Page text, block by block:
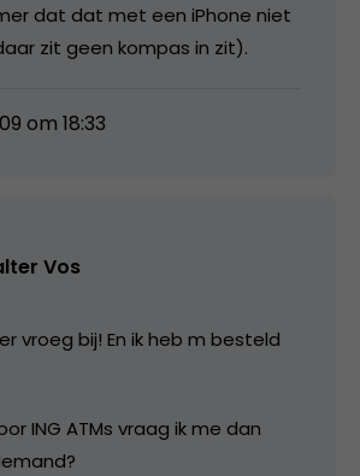
dat dat met een iPhone niet
zit geen kompas in zit).
om 18:33
Vos
vroeg bij! En ik heb m besteld
ING ATMs vraag ik me dan